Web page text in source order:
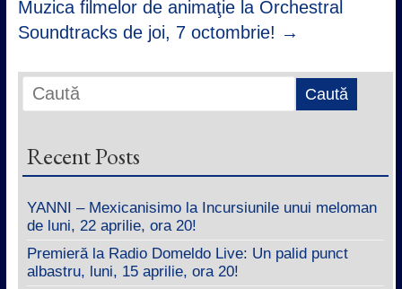
Muzica filmelor de animaţie la Orchestral
Soundtracks de joi, 7 octombrie! →
Recent Posts
YANNI – Mexicanisimo la Incursiunile unui meloman
de luni, 22 aprilie, ora 20!
Premieră la Radio Domeldo Live: Un palid punct
albastru, luni, 15 aprilie, ora 20!